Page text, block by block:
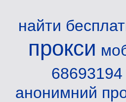
найти
прокси
68693194
анонимний